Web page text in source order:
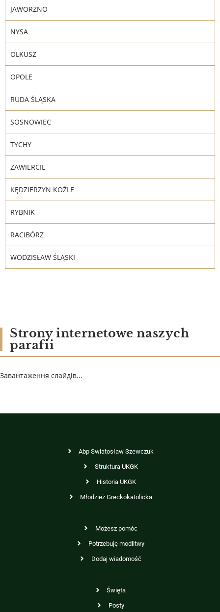
JAWORZNO
NYSA
OLKUSZ
OPOLE
RUDA ŚLĄSKA
SOSNOWIEC
TYCHY
ZAWIERCIE
KĘDZIERZYN KOŹLE
RYBNIK
RACIBÓRZ
WODZISŁAW ŚLĄSKI
Strony internetowe naszych
parafii
Завантаження слайдів...
Abp Swiatosław Szewczuk
Struktura UKGK
Historia UKGK
Młodzież Greckokatolicka
Możesz pomóc
Potrzebuję modlitwy
Dodaj wiadomość
Święta
Posty